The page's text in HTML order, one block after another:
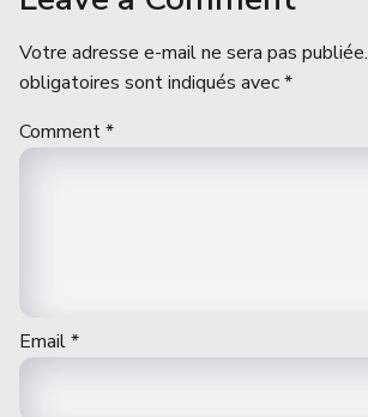
Votre adresse e-mail ne sera pas publiée.
obligatoires sont indiqués avec*
Comment*
Email*